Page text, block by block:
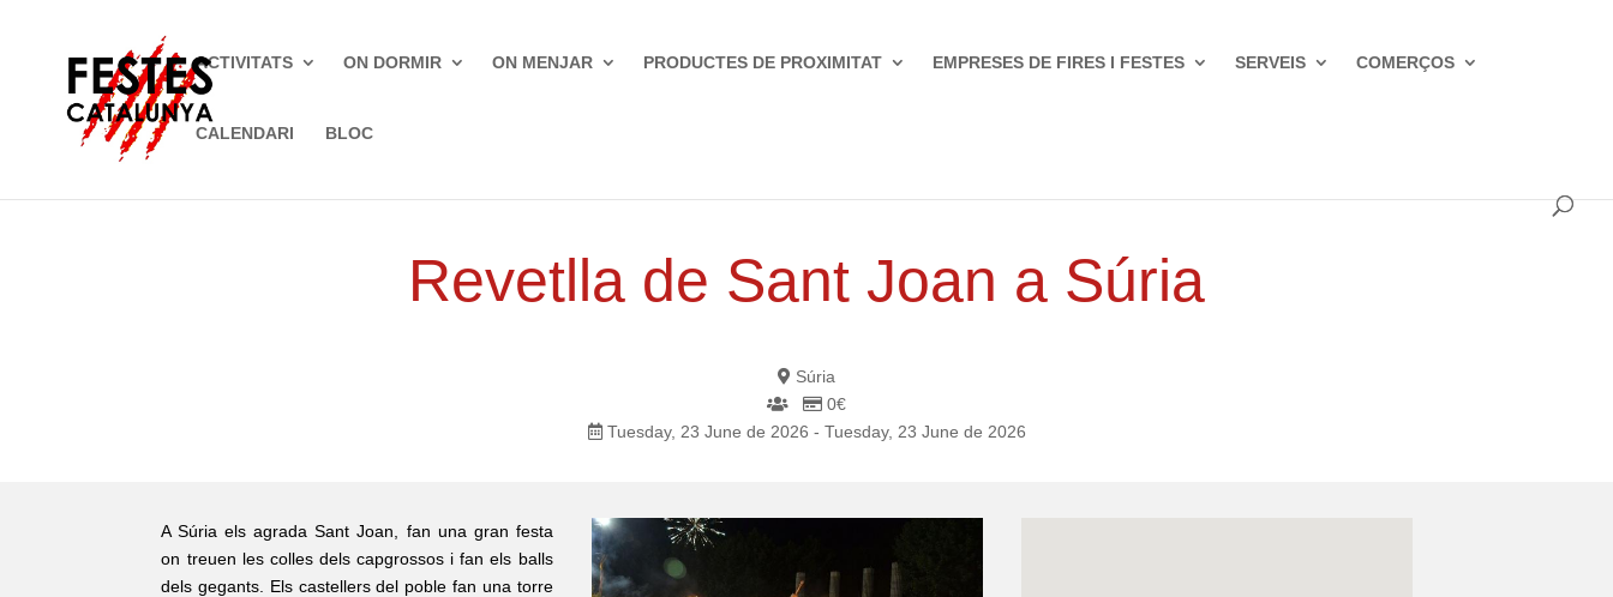
ACTIVITATS ON DORMIR ON MENJAR PRODUCTES DE PROXIMITAT EMPRESES DE FIRES I FESTES SERVEIS COMERÇOS
CALENDARI BLOC
Revetlla de Sant Joan a Súria
Súria
0€
Tuesday, 23 June de 2026 - Tuesday, 23 June de 2026
A Súria els agrada Sant Joan, fan una gran festa
on treuen les colles dels capgrossos i fan els balls
dels gegants. Els castellers del poble fan una torre